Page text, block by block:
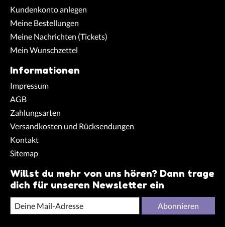
Kundenkonto anlegen
Meine Bestellungen
Meine Nachrichten (Tickets)
Mein Wunschzettel
Informationen
Impressum
AGB
Zahlungsarten
Versandkosten und Rücksendungen
Kontakt
Sitemap
Willst du mehr von uns hören? Dann trage
dich für unseren Newsletter ein
Abonnieren